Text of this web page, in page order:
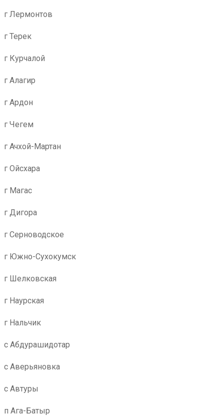
г Лермонтов
г Терек
г Курчалой
г Алагир
г Ардон
г Чегем
г Ачхой-Мартан
г Ойсхара
г Магас
г Дигора
г Серноводское
г Южно-Сухокумск
г Шелковская
г Наурская
г Нальчик
с Абдурашидотар
с Аверьяновка
с Автуры
п Ага-Батыр